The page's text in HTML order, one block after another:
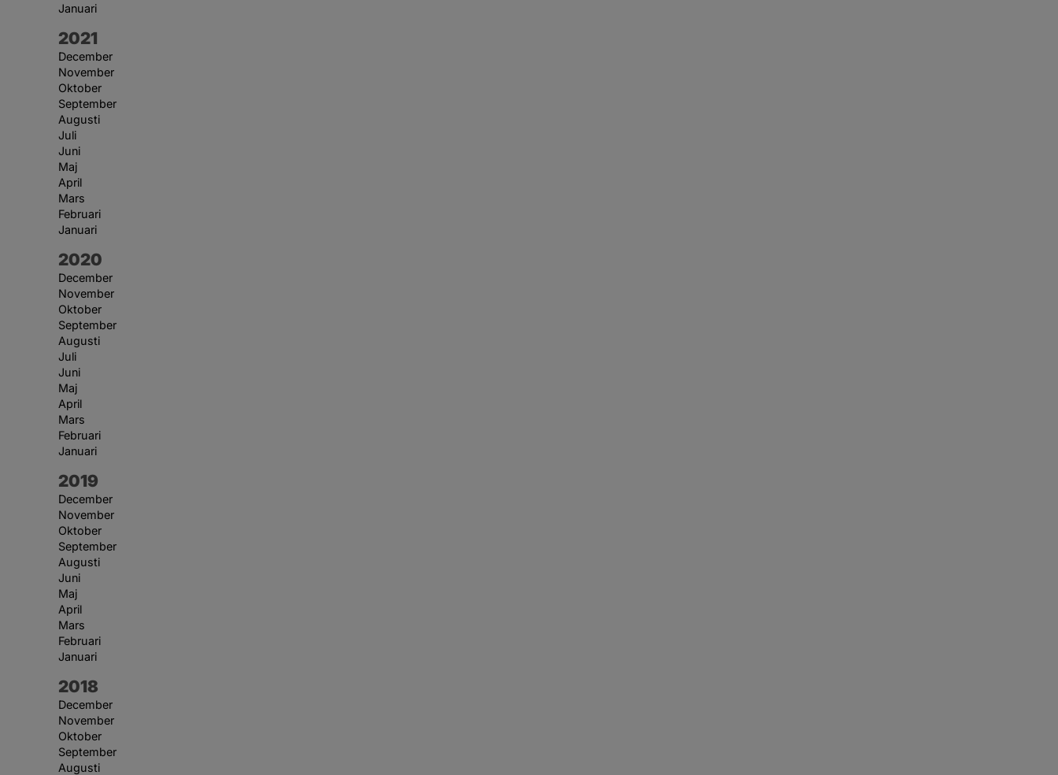
Januari
År:
2021
December
November
Oktober
September
Augusti
Juli
Juni
Maj
April
Mars
Februari
Januari
År:
2020
December
November
Oktober
September
Augusti
Juli
Juni
Maj
April
Mars
Februari
Januari
År:
2019
December
November
Oktober
September
Augusti
Juni
Maj
April
Mars
Februari
Januari
År:
2018
December
November
Oktober
September
Augusti